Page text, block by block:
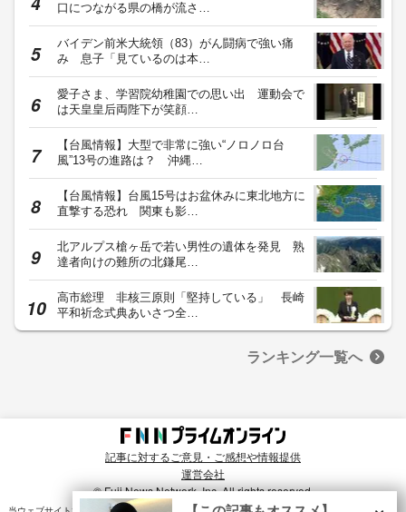
口につながる県の橋が流さ…
バイデン前米大統領（83）がん闘病で強い痛
み 息子「見ているのは本…
愛子さま、学習院幼稚園での思い出 運動会で
は天皇皇后両陛下が笑顔…
【台風情報】大型で非常に強い“ノロノロ台
風”13号の進路は？ 沖縄…
【台風情報】台風15号はお盆休みに東北地方に
直撃する恐れ 関東も影…
北アルプス槍ヶ岳で若い男性の遺体を発見 熟
達者向けの難所の北鎌尾…
高市総理 非核三原則「堅持している」 長崎
平和祈念式典あいさつ全…
ランキング一覧へ
記事に対するご意見・ご感想や情報提供
運営会社
© Fuji News Network, Inc. All rights reserved.